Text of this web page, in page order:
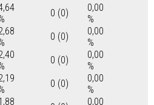
0 (0)
0,00
%
0 (0)
0,00
%
0 (0)
0,00
%
0 (0)
0,00
%
0,00